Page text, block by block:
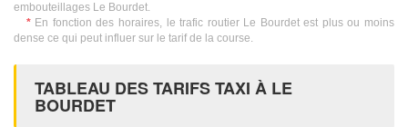
embouteillages Le Bourdet.
*En fonction des horaires, le trafic routier Le Bourdet est plus ou moins
dense ce qui peut influer sur le tarif de la course.
TABLEAU DES TARIFS TAXI À LE
BOURDET